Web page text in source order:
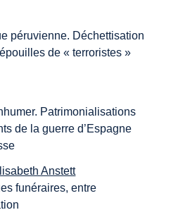
péruvienne. Déchettisation
de « terroristes »
Patrimonialisations
de la guerre d’Espagne
Anstett
funéraires, entre